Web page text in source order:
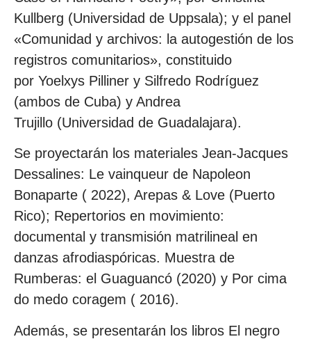
Kullberg (Universidad de Uppsala); y el panel
«Comunidad y archivos: la autogestión de los
registros comunitarios», constituido
por Yoelxys Pilliner y Silfredo Rodríguez
(ambos de Cuba) y Andrea
Trujillo (Universidad de Guadalajara).
Se proyectarán los materiales Jean-Jacques
Dessalines: Le vainqueur de Napoleon
Bonaparte ( 2022), Arepas & Love (Puerto
Rico); Repertorios en movimiento:
documental y transmisión matrilineal en
danzas afrodiaspóricas. Muestra de
Rumberas: el Guaguancó (2020) y Por cima
do medo coragem ( 2016).
Además, se presentarán los libros El negro